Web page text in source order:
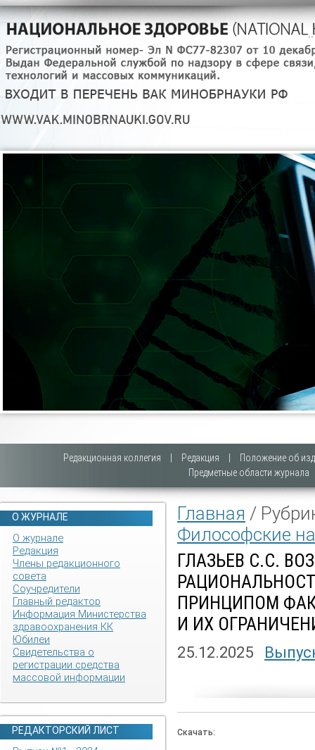
Редакционная коллегия Редакция
Положение об
Предметные области журнала
О ЖУРНАЛЕ
О журнале
Редакция
Члены редакционного
совета
Соучредители
Главный редактор
Информация Министерства
здравоохранения КК
Юбилеи
Свидетельства о
регистрации средства
массовой информации
РЕДАКТОРСКИЙ ЛИСТ
Главная /
Философские
ГЛАЗЬЕВ С.С.
ПРИНЦИПОМ
И ИХ
25.12.2025
Скачать: